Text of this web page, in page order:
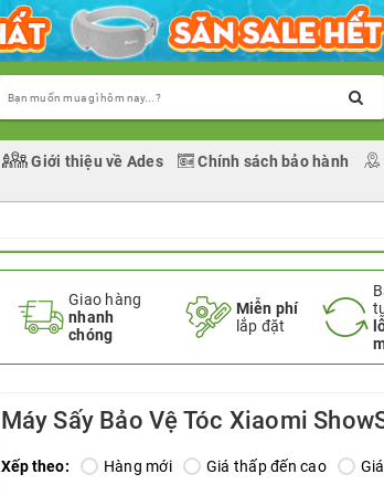
Giới thiệu về Ades Chính sách bảo hành
Giao hàng
nhanh
chóng
Miễn phí
lắp đặt
Máy Sấy Bảo Vệ Tóc Xiaomi
Xếp theo: Hàng mới Giá thấp đến cao